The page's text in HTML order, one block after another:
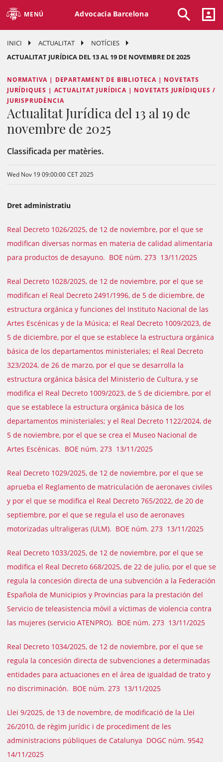
MENÚ Advocacia Barcelona
INICI ACTUALITAT
NOTÍCIES
ACTUALITAT JURÍDICA DEL 13 AL 19 DE NOVEMBRE DE 2025
NORMATIVA | DEPARTAMENT DE BIBLIOTECA | NOVETATS
JURÍDIQUES | ACTUALITAT JURÍDICA | NOVETATS JURÍDIQUES /
JURISPRUDÈNCIA
Actualitat Jurídica del 13 al 19 de
novembre de 2025
Classificada per matèries.
Wed Nov 19 09:00:00 CET 2025
Dret administratiu
Real Decreto 1026/2025, de 12 de noviembre, por el que se
modifican diversas normas en materia de calidad alimentaria
para productos de desayuno. BOE núm. 273 13/11/2025
Real Decreto 1028/2025, de 12 de noviembre, por el que se
modifican el Real Decreto 2491/1996, de 5 de diciembre, de
estructura orgánica y funciones del Instituto Nacional de las
Artes Escénicas y de la Música; el Real Decreto 1009/2023, de
5 de diciembre, por el que se establece la estructura orgánica
básica de los departamentos ministeriales; el Real Decreto
323/2024, de 26 de marzo, por el que se desarrolla la
estructura orgánica básica del Ministerio de Cultura, y se
modifica el Real Decreto 1009/2023, de 5 de diciembre, por el
que se establece la estructura orgánica básica de los
departamentos ministeriales; y el Real Decreto 1122/2024, de
5 de noviembre, por el que se crea el Museo Nacional de
Artes Escénicas. BOE núm. 273 13/11/2025
Real Decreto 1029/2025, de 12 de noviembre, por el que se
aprueba el Reglamento de matriculación de aeronaves civiles
y por el que se modifica el Real Decreto 765/2022, de 20 de
septiembre, por el que se regula el uso de aeronaves
motorizadas ultraligeras (ULM). BOE núm. 273 13/11/2025
Real Decreto 1033/2025, de 12 de noviembre, por el que se
modifica el Real Decreto 668/2025, de 22 de julio, por el que se
regula la concesión directa de una subvención a la Federación
Española de Municipios y Provincias para la prestación del
Servicio de teleasistencia móvil a víctimas de violencia contra
las mujeres (servicio ATENPRO). BOE núm. 273 13/11/2025
Real Decreto 1034/2025, de 12 de noviembre, por el que se
regula la concesión directa de subvenciones a determinadas
entidades para actuaciones en el área de igualdad de trato y
no discriminación. BOE núm. 273 13/11/2025
Llei 9/2025, de 13 de novembre, de modificació de la Llei
26/2010, de règim jurídic i de procediment de les
administracions públiques de Catalunya DOGC núm. 9542
14/11/2025